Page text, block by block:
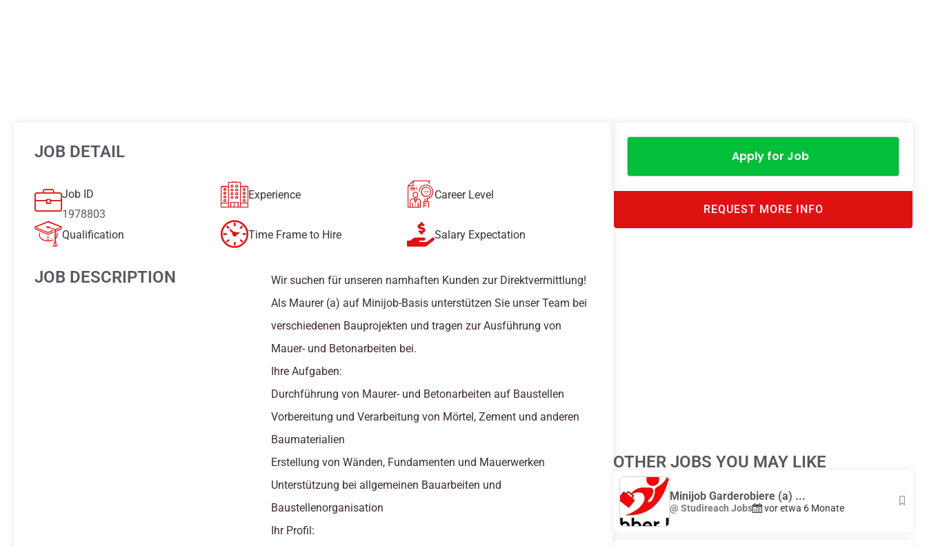
JOB DETAIL
Job ID
1978803
Experience Career Level
Qualification Time Frame to Hire Salary Expectation
JOB DESCRIPTION
Wir suchen für unseren namhaften Kunden zur Direktvermittlung!
Als Maurer (a) auf Minijob-Basis unterstützen Sie unser Team bei
verschiedenen Bauprojekten und tragen zur Ausführung von
Mauer- und Betonarbeiten bei.
Ihre Aufgaben:
Durchführung von Maurer- und Betonarbeiten auf Baustellen
Vorbereitung und Verarbeitung von Mörtel, Zement und anderen
Baumaterialien
Erstellung von Wänden, Fundamenten und Mauerwerken
Unterstützung bei allgemeinen Bauarbeiten und
Baustellenorganisation
Ihr Profil:
Apply for Job
REQUEST MORE INFO
+
−
OTHER JOBS YOU MAY LIKE
Minijob Garderobiere (a) ...
@ Studireach Jobs vor etwa 6 Monate